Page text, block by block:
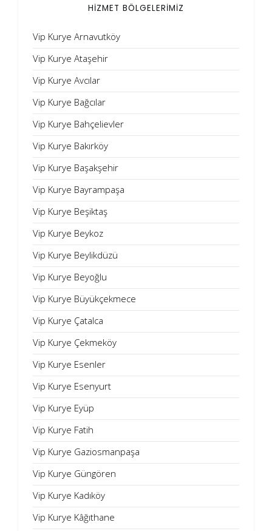
HİZMET BÖLGELERİMİZ
Vip Kurye Arnavutköy
Vip Kurye Ataşehir
Vip Kurye Avcılar
Vip Kurye Bağcılar
Vip Kurye Bahçelievler
Vip Kurye Bakırköy
Vip Kurye Başakşehir
Vip Kurye Bayrampaşa
Vip Kurye Beşiktaş
Vip Kurye Beykoz
Vip Kurye Beylikdüzü
Vip Kurye Beyoğlu
Vip Kurye Büyükçekmece
Vip Kurye Çatalca
Vip Kurye Çekmeköy
Vip Kurye Esenler
Vip Kurye Esenyurt
Vip Kurye Eyüp
Vip Kurye Fatih
Vip Kurye Gaziosmanpaşa
Vip Kurye Güngören
Vip Kurye Kadıköy
Vip Kurye Kâğıthane